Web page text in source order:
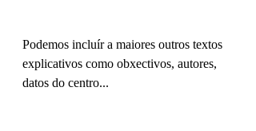
Podemos incluír a maiores outros textos
explicativos como obxectivos, autores,
datos do centro...